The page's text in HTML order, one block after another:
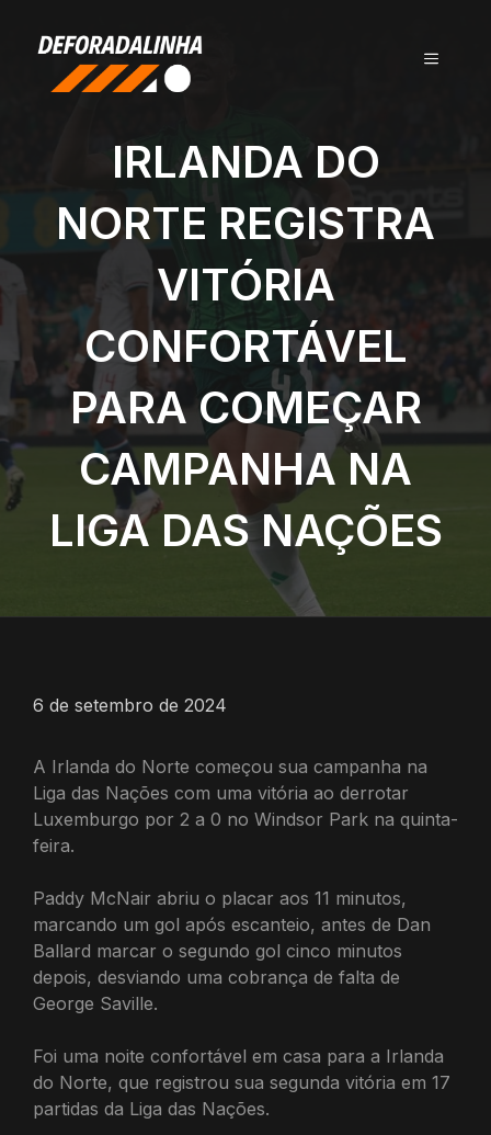
conteúdo
MENU
IRLANDA DO
NORTE REGISTRA
VITÓRIA
CONFORTÁVEL
PARA COMEÇAR
CAMPANHA NA
LIGA DAS NAÇÕES
6 de setembro de 2024
A Irlanda do Norte começou sua campanha na
Liga das Nações com uma vitória ao derrotar
Luxemburgo por 2 a 0 no Windsor Park na quinta-
feira.
Paddy McNair abriu o placar aos 11 minutos,
marcando um gol após escanteio, antes de Dan
Ballard marcar o segundo gol cinco minutos
depois, desviando uma cobrança de falta de
George Saville.
Foi uma noite confortável em casa para a Irlanda
do Norte, que registrou sua segunda vitória em 17
partidas da Liga das Nações.